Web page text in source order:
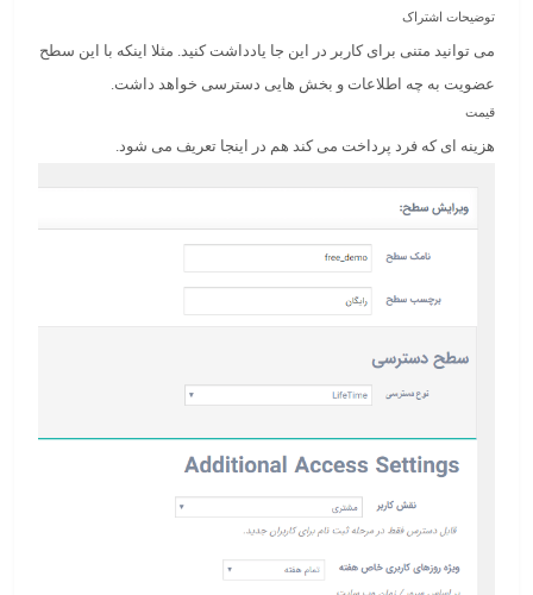
توضیحات اشتراک
می توانید متنی برای کاربر در این جا یادداشت کنید. مثلا اینکه با این سطح
عضویت به چه اطلاعات و بخش هایی دسترسی خواهد داشت.
قیمت
هزینه ای که فرد پرداخت می کند هم در اینجا تعریف می شود.